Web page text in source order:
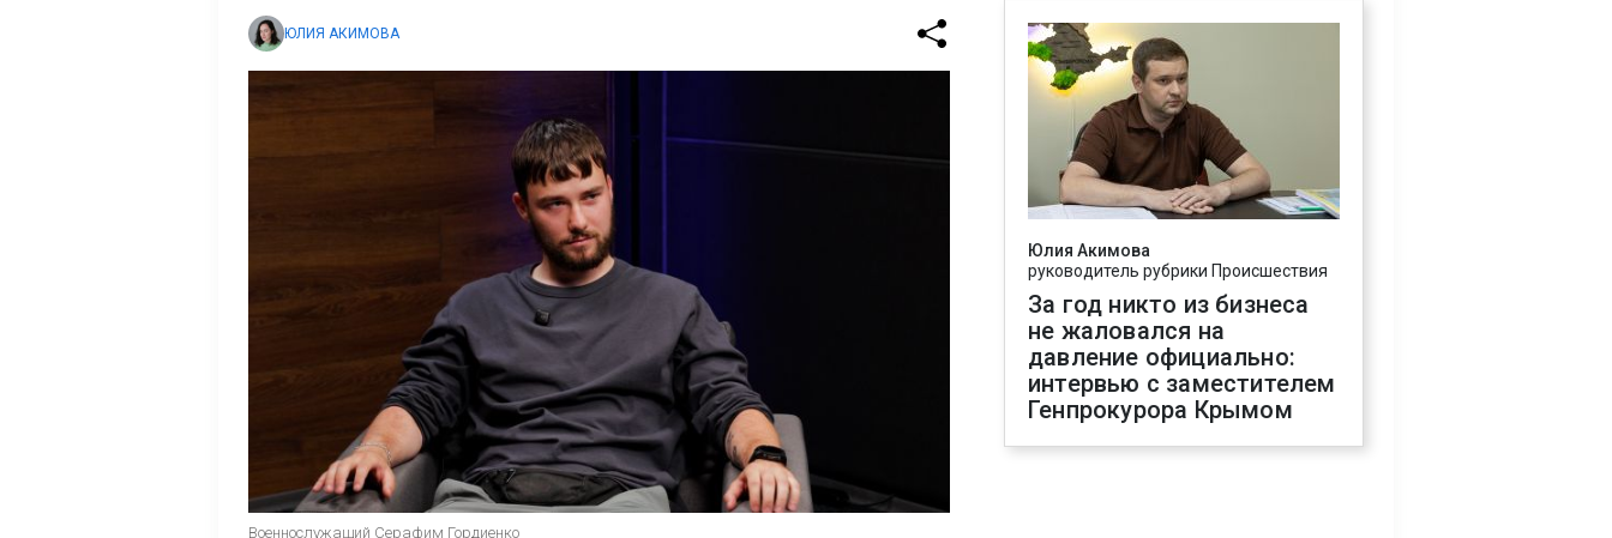
ЮЛИЯ АКИМОВА
Военнослужащий Серафим Гордиенко
Юлия Акимова
руководитель рубрики Происшествия
За год никто из бизнеса
не жаловался на
давление официально:
интервью с заместителем
Генпрокурора Крымом